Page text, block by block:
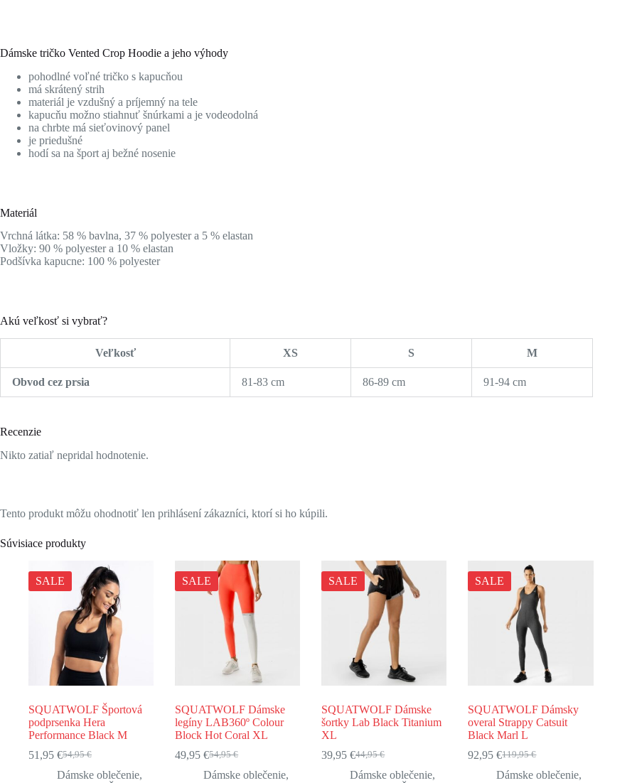
Dámske tričko Vented Crop Hoodie a jeho výhody
pohodlné voľné tričko s kapucňou
má skrátený strih
materiál je vzdušný a príjemný na tele
kapucňu možno stiahnuť šnúrkami a je vodeodolná
na chrbte má sieťovinový panel
je priedušné
hodí sa na šport aj bežné nosenie
Materiál
Vrchná látka: 58 % bavlna, 37 % polyester a 5 % elastan
Vložky: 90 % polyester a 10 % elastan
Podšívka kapucne: 100 % polyester
Akú veľkosť si vybrať?
Veľkosť XS S M
Obvod cez prsia 81-83 cm 86-89 cm 91-94 cm
Recenzie
Nikto zatiaľ nepridal hodnotenie.
Tento produkt môžu ohodnotiť len prihlásení zákazníci, ktorí si ho kúpili.
Súvisiace produkty
SALE
SQUATWOLF Športová
podprsenka Hera
Performance Black M
54,95€
Pôvodná
cena
51,95 €Aktuálna
cena
Dámske oblečenie,
SALE
SQUATWOLF Dámske
legíny LAB360º Colour
Block Hot Coral XL
54,95€
Pôvodná
cena
49,95€Aktuálna
cena
Dámske oblečenie,
SALE
SQUATWOLF Dámske
šortky Lab Black Titanium
XL
44,95€
Pôvodná
cena
39,95€Aktuálna
cena
Dámske oblečenie,
SALE
SQUATWOLF Dámsky
overal Strappy Catsuit
Black Marl L
119,95€
Pôvodná
cena
92,95€Aktuálna
cena
Dámske oblečenie,